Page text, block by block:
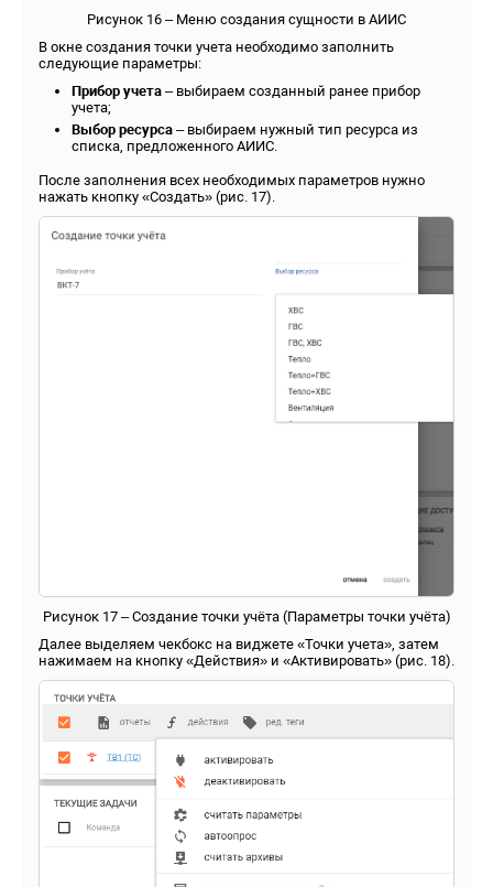
Рисунок 16 – Меню создания сущности в АИИС
В окне создания точки учета необходимо заполнить
следующие параметры:
Прибор учета – выбираем созданный ранее прибор
учета;
Выбор ресурса – выбираем нужный тип ресурса из
списка, предложенного АИИС.
После заполнения всех необходимых параметров нужно
нажать кнопку «Создать» (рис. 17).
Рисунок 17 – Создание точки учёта (Параметры точки учёта)
Далее выделяем чекбокс на виджете «Точки учета», затем
нажимаем на кнопку «Действия» и «Активировать» (рис. 18).